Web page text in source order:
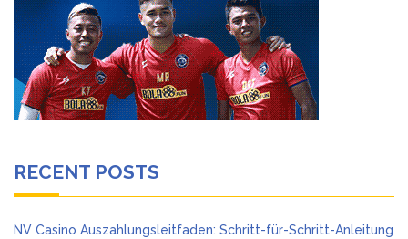
RECENT POSTS
NV Casino Auszahlungsleitfaden: Schritt-für-Schritt-Anleitung